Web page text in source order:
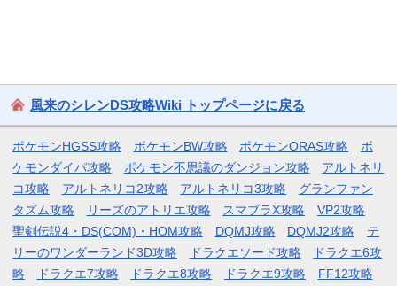
風来のシレンDS攻略Wiki トップページに戻る
ポケモンHGSS攻略 ポケモンBW攻略 ポケモンORAS攻略
ポ
ケモンダイパ攻略
ポケモン不思議のダンジョン攻略
アルトネリ
コ攻略
アルトネリコ2攻略 アルトネリコ3攻略
グランファン
タズム攻略
リーズのアトリエ攻略 スマブラX攻略
VP2攻略
聖剣伝説4・DS(COM)・HOM攻略
DQMJ攻略 DQMJ2攻略
テ
リーのワンダーランド3D攻略
ドラクエソード攻略
ドラクエ6攻
略
ドラクエ7攻略 ドラクエ8攻略 ドラクエ9攻略 FF12攻略